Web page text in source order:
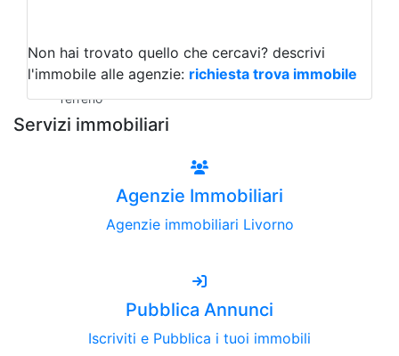
Qualsiasi
Terreno edificabile
Terreno
Non hai trovato quello che cercavi? descrivi
l'immobile alle agenzie: richiesta trova immobile
Servizi immobiliari
Agenzie Immobiliari
Agenzie immobiliari Livorno
Pubblica Annunci
Iscriviti e Pubblica i tuoi immobili